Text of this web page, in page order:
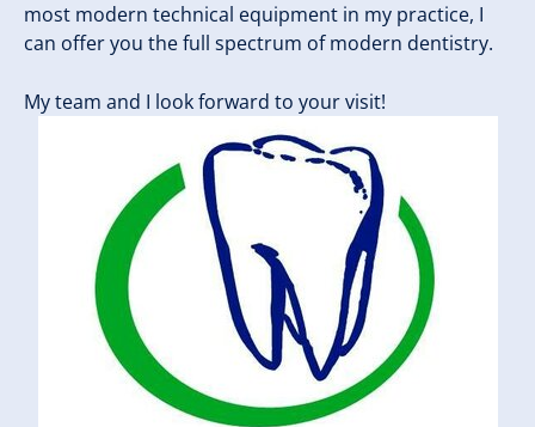
most modern technical equipment in my practice, I
can offer you the full spectrum of modern dentistry.
My team and I look forward to your visit!